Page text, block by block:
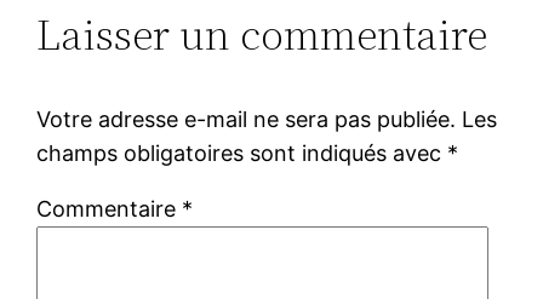
Laisser un commentaire
Votre adresse e-mail ne sera pas publiée. Les
champs obligatoires sont indiqués avec *
Commentaire *